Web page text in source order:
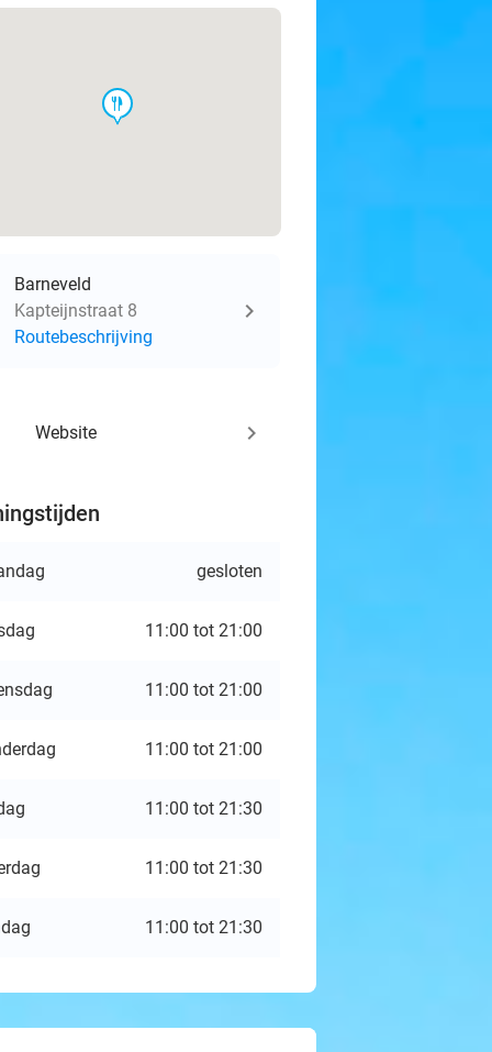
food
Barneveld
Kapteijnstraat 8
Routebeschrijving
Website keyboard_arrow_right
gesloten
11:00 tot 21:00
11:00 tot 21:00
11:00 tot 21:00
11:00 tot 21:30
11:00 tot 21:30
11:00 tot 21:30